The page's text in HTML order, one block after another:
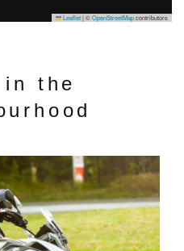
Leaflet|©OpenStreetMapcontributors
in the